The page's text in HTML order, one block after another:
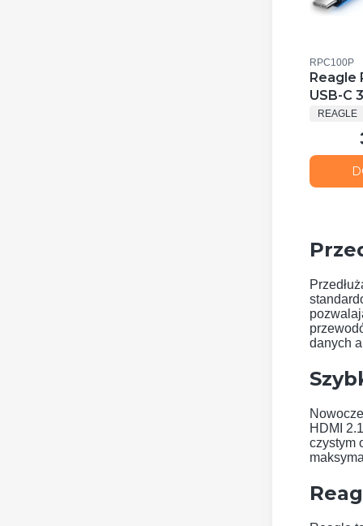
Kod produktu
RPC100P
Reagle
USB-C
100w
Gb/S 1m
REAGLE
danych
HDMI
czystym